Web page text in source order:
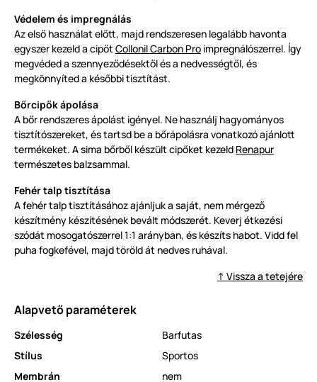
Védelem és impregnálás
Az első használat előtt, majd rendszeresen legalább havonta
egyszer kezeld a cipőtCollonil Carbon Pro impregnálószerrel. Így
megvéded a szennyeződésektől és a nedvességtől, és
megkönnyíted a későbbi tisztítást.
Bőrcipők ápolása
A bőr rendszeres ápolást igényel. Ne használj hagyományos
tisztítószereket, és tartsd be a bőrápolásra vonatkozó ajánlott
termékeket. A sima bőrből készült cipőket kezeld Renapur
természetes balzsammal.
Fehér talp tisztítása
A fehér talp tisztításához ajánljuk a saját, nem mérgező
készítmény készítésének bevált módszerét. Keverj étkezési
szódát mosogatószerrel 1:1 arányban, és készíts habot. Vidd fel
puha fogkefével, majd töröld át nedves ruhával.
↑ Vissza a tetejére
Alapvető paraméterek
Szélesség
Barfutas
Stílus
Sportos
Membrán
nem